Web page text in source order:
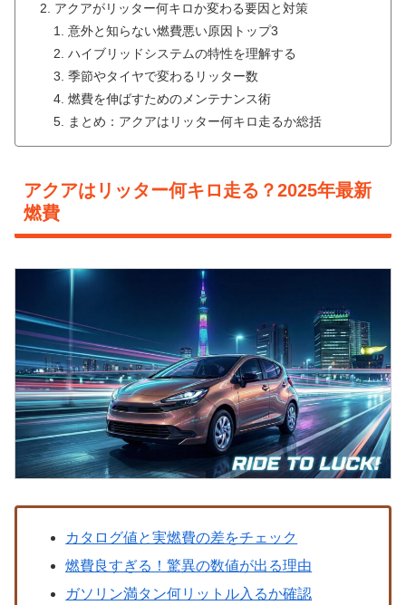
アクアがリッター何キロか変わる要因と対策
意外と知らない燃費悪い原因トップ3
ハイブリッドシステムの特性を理解する
季節やタイヤで変わるリッター数
燃費を伸ばすためのメンテナンス術
まとめ：アクアはリッター何キロ走るか総括
アクアはリッター何キロ走る？2025年最新
燃費
カタログ値と実燃費の差をチェック
燃費良すぎる！驚異の数値が出る理由
ガソリン満タン何リットル入るか確認